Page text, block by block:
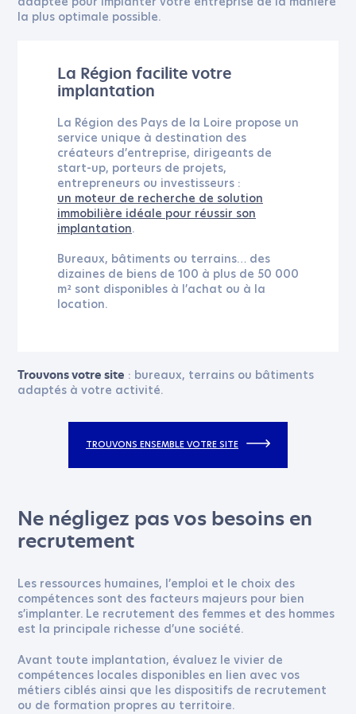
VOTRE PRÉNOM*
VOTRE NOM*
NUMÉRO DE TÉLÉPHONE
ADRESSE E-MAIL*
J'ACCEPTE LAPOLITIQUE DE CONFIDENTIALITÉ
ENVOYER
la plus optimale possible.
La Région facilite votre
implantation
La Région des Pays de la Loire propose un
service unique à destination des
créateurs d’entreprise, dirigeants de
start-up, porteurs de projets,
entrepreneurs ou investisseurs :
un moteur de recherche de solution
immobilière idéale pour réussir son
implantation.
Bureaux, bâtiments ou terrains… des
dizaines de biens de 100 à plus de 50 000
m² sont disponibles à l’achat ou à la
location.
Trouvons votre site : bureaux, terrains ou bâtiments
adaptés à votre activité.
TROUVONS ENSEMBLE VOTRE SITE
Ne négligez pas vos besoins en
recrutement
Les ressources humaines, l’emploi et le choix des
compétences sont des facteurs majeurs pour bien
s’implanter. Le recrutement des femmes et des hommes
est la principale richesse d’une société.
Avant toute implantation, évaluez le vivier de
compétences locales disponibles en lien avec vos
métiers ciblés ainsi que les dispositifs de recrutement
ou de formation propres au territoire.